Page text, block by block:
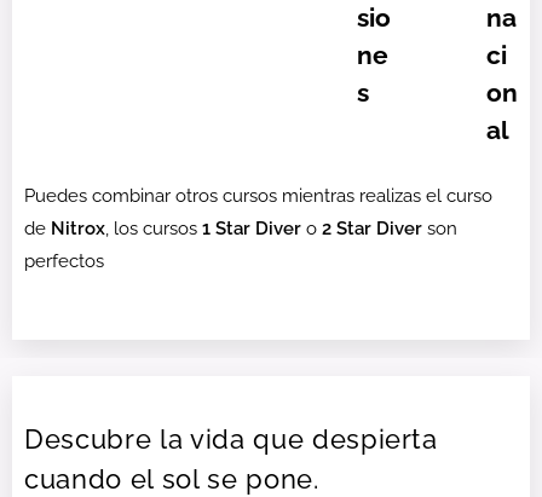
sio
ne
s
na
ci
on
al
Puedes combinar otros cursos mientras realizas el curso
de Nitrox, los cursos 1 Star Diver o 2 Star Diver son
perfectos
Descubre la vida que despierta
cuando el sol se pone.